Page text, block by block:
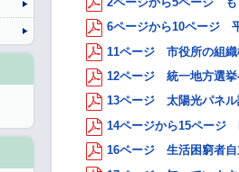
6ページから10ページ
11ページ 市役所の組織
12ページ 統一地方選挙
13ページ 太陽光パネル
14ページから15ページ
16ページ 生活困窮者自